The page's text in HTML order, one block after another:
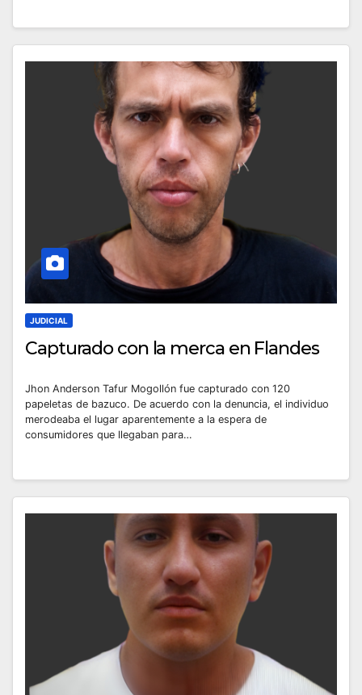
JUDICIAL
Capturado con la merca en Flandes
Jhon Anderson Tafur Mogollón fue capturado con 120
papeletas de bazuco. De acuerdo con la denuncia, el individuo
merodeaba el lugar aparentemente a la espera de
consumidores que llegaban para…